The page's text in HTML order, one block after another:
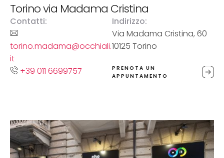
Torino via Madama Cristina
Indirizzo:
Via Madama Cristina, 60
10125 Torino
PRENOTA UN
APPUNTAMENTO
Contatti:
torino.madama@occhiali.
it
+39 011 6699757